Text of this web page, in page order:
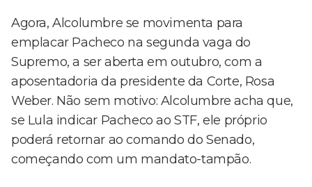
Agora, Alcolumbre se movimenta para
emplacar Pacheco na segunda vaga do
Supremo, a ser aberta em outubro, com a
aposentadoria da presidente da Corte, Rosa
Weber. Não sem motivo: Alcolumbre acha que,
se Lula indicar Pacheco ao STF, ele próprio
poderá retornar ao comando do Senado,
começando com um mandato-tampão.